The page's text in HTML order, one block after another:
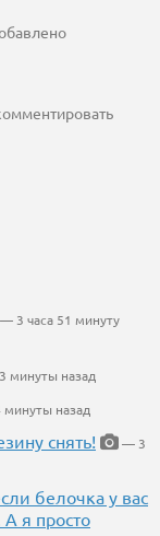
— 3 часа 51 минуту
минуты назад
назад
снять!
— 3
белочка у вас
А я просто